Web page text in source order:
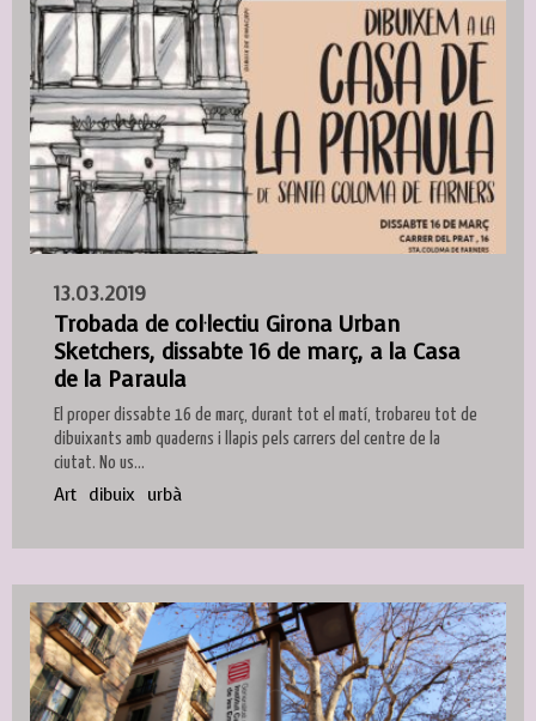
13.03.2019
Trobada de col·lectiu Girona Urban
Sketchers, dissabte 16 de març, a la Casa
de la Paraula
El proper dissabte 16 de març, durant tot el matí, trobareu tot de
dibuixants amb quaderns i llapis pels carrers del centre de la
ciutat. No us...
Art dibuix urbà